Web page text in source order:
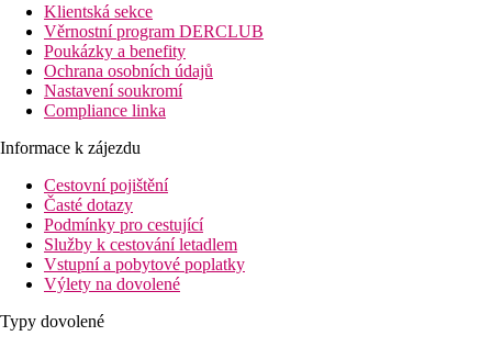
Klientská sekce
Věrnostní program DERCLUB
Poukázky a benefity
Ochrana osobních údajů
Nastavení soukromí
Compliance linka
Informace k zájezdu
Cestovní pojištění
Časté dotazy
Podmínky pro cestující
Služby k cestování letadlem
Vstupní a pobytové poplatky
Výlety na dovolené
Typy dovolené